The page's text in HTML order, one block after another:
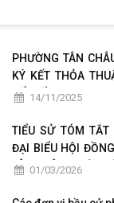
PHƯỜNG TÂN
KÝ KẾT THỎA
ĐỔI SỐ14/11/2025
TIỂU SỬ TÓM
ĐẠI BIỂU HỘI
TÂN CHÂU NHIỆM
01/03/2026